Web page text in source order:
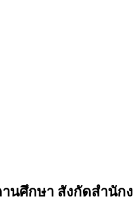
ศึกษา สังกัดสำนัก